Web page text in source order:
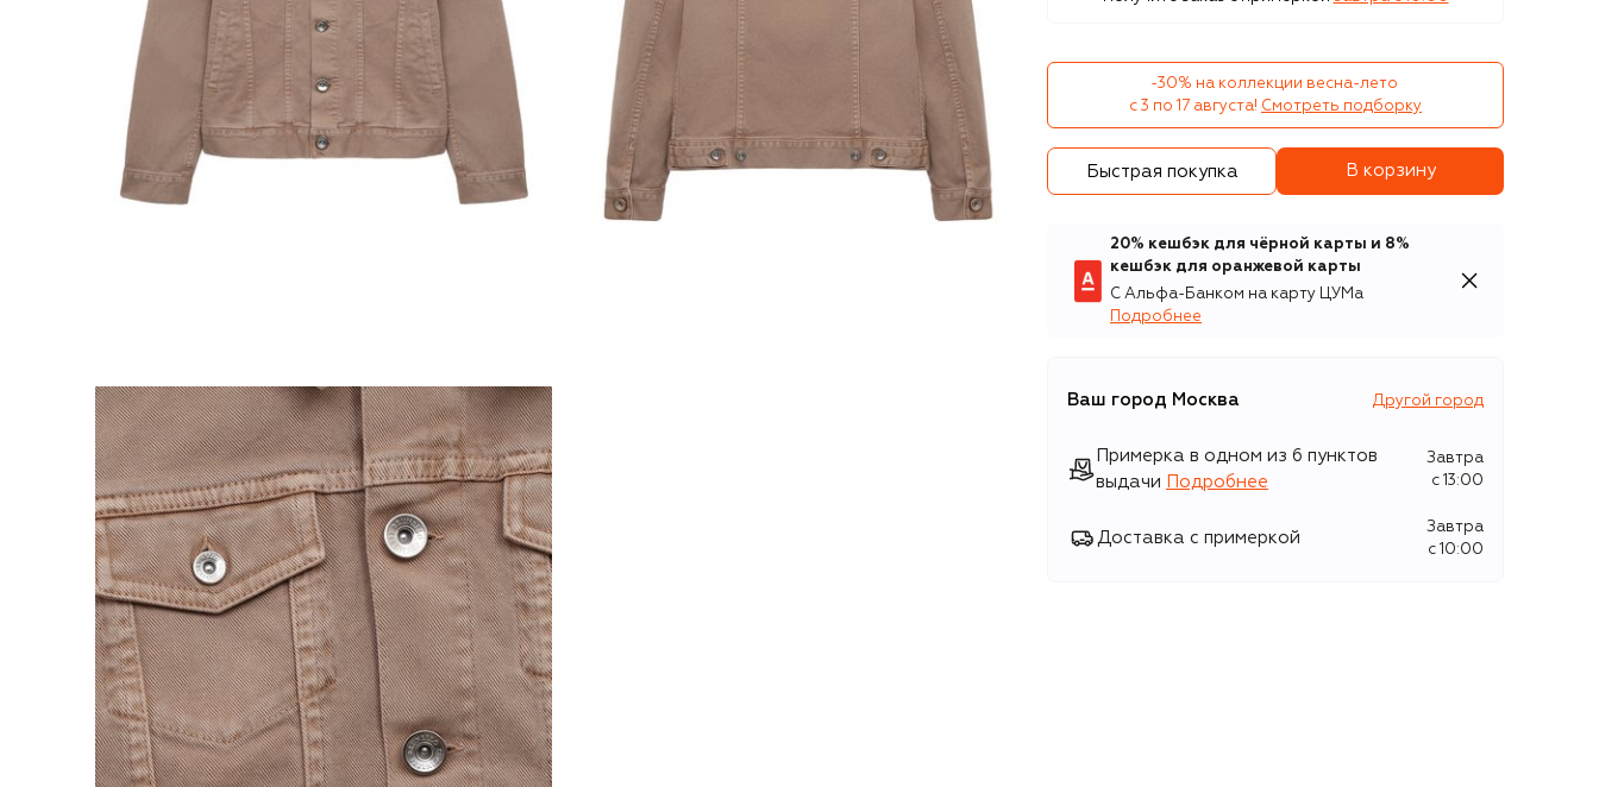
-30% на коллекции весна-лето
с 3 по 17 августа! Смотреть подборку
Быстрая покупка В корзину
20% кешбэк для чёрной карты и 8%
кешбэк для оранжевой карты
С Альфа-Банком на карту ЦУМа
Подробнее
Ваш город Москва Другой город
Примерка в одном из 6 пунктов
выдачи
Подробнее
Завтра
c 13:00
Доставка с примеркой
Завтра
c 10:00